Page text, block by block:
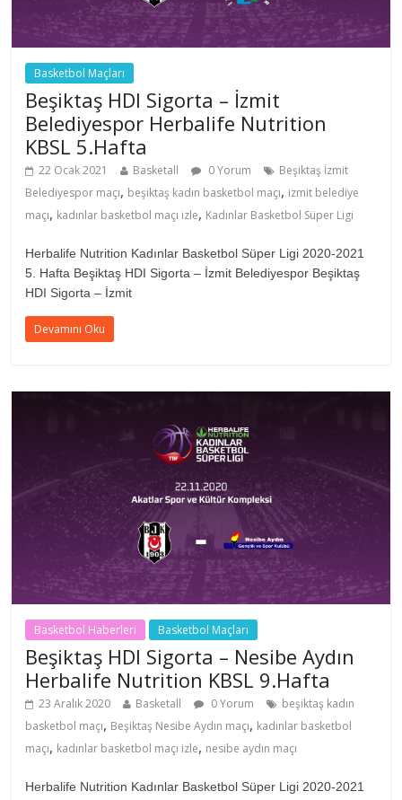
Basketbol Maçları
Beşiktaş HDI Sigorta – İzmit
Belediyespor Herbalife Nutrition
KBSL 5.Hafta
22 Ocak 2021 Basketall 0 Yorum
Beşiktaş İzmit
Belediyespor maçı, beşiktaş kadın basketbol maçı, izmit belediye
maçı, kadınlar basketbol maçı izle, Kadınlar Basketbol Süper Ligi
Herbalife Nutrition Kadınlar Basketbol Süper Ligi 2020-2021
5. Hafta Beşiktaş HDI Sigorta – İzmit Belediyespor Beşiktaş
HDI Sigorta – İzmit
Devamını Oku
Basketbol Haberleri Basketbol Maçları
Beşiktaş HDI Sigorta – Nesibe Aydın
Herbalife Nutrition KBSL 9.Hafta
23 Aralık 2020 Basketall 0 Yorum
beşiktaş kadın
basketbol maçı, Beşiktaş Nesibe Aydın maçı, kadınlar basketbol
maçı, kadınlar basketbol maçı izle, nesibe aydın maçı
Herbalife Nutrition Kadınlar Basketbol Süper Ligi 2020-2021